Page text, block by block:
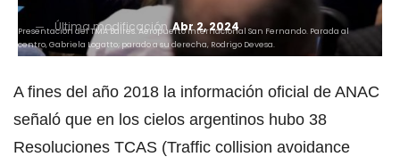
Última modificaciónAbr 2, 2024
Presentación del TMA Baires. Aeropuerto Internacional San Fernando. Parada al
centro, Gabriela Logatto; parado a su derecha, Rodrigo Devesa.
A fines del año 2018 la información oficial de ANAC
señaló que en los cielos argentinos hubo 38
Resoluciones TCAS (Traffic collision avoidance